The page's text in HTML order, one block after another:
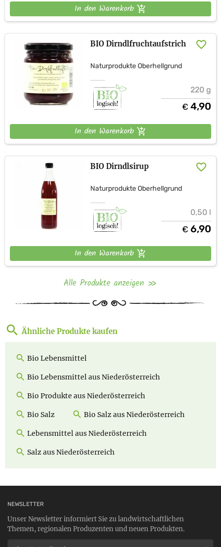
In den Warenkorb
BIO Dirndlfruchtaufstrich
Naturprodukte Oberhellgrund
220 g
€ 4,90
In den Warenkorb
BIO Dirndlsirup
Naturprodukte Oberhellgrund
0,50 l
€ 6,90
In den Warenkorb
Alle Produkte anzeigen
Ähnliche Produkte kaufen
Bio Lebensmittel
Bio Lebensmittel aus Niederösterreich
Bio Produkte aus Niederösterreich
Bio Salz Bio Salz aus Niederösterreich
Lebensmittel aus Niederösterreich
Salz aus Niederösterreich
NEWSLETTER
Unser Newsletter informiert Sie zu landwirtschaftlichen
Themen, regionalen Produzenten und neuen Produkten.